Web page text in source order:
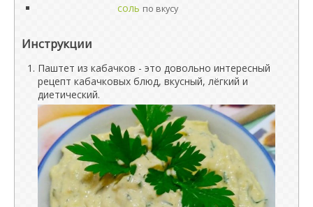
соль по вкусу
Инструкции
Паштет из кабачков - это довольно интересный
рецепт кабачковых блюд, вкусный, лёгкий и
диетический.